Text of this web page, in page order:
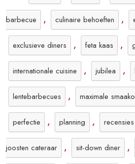
barbecue , culinaire behoeften ,
exclusieve diners , feta kaas ,
internationale cuisine , jubilea ,
lentebarbecues , maximale
perfectie , planning , recensies
joosten cateraar , sit-down diner ,